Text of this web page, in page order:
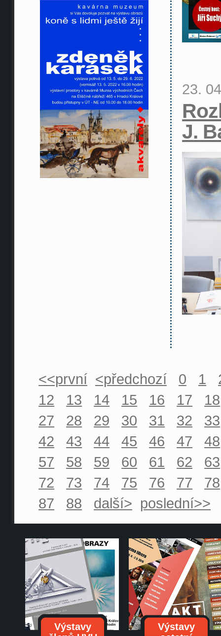
23.
J.
<<první <předchozí 0 1
12
13 14 15 16 17
18
27
28 29 30 31 32
33
42
43 44 45 46 47
48
57
58 59 60 61 62
63
72
73 74 75 76 77
78
87
88 další> poslední>>
Výstavy
Výstavy